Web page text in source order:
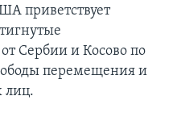
приветствует
Сербии и Косово по
перемещения и
лиц.